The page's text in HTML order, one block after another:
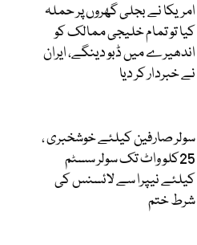
امریکا نے بجلی گھروں پر حملہ
کیا تو تمام خلیجی ممالک کو
اندھیرے میں ڈبو دینگے، ایران
نے خبردار کر دیا
سولر صارفین کیلئے خوشخبری ،
25کلو واٹ تک سولر سسٹم
کیلئے نیپرا سے لائسنس کی
شرط ختم